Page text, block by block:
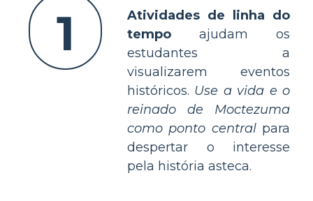
1
Atividades de linha do
tempo ajudam os
estudantes a
visualizarem eventos
históricos. Use a vida e o
reinado de Moctezuma
como ponto centralpara
despertar o interesse
pela história asteca.